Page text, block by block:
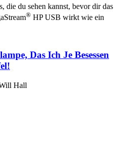
die du sehen kannst, bevor dir das
® HP USB wirkt wie ein
Das Ich Je Besessen
Hall